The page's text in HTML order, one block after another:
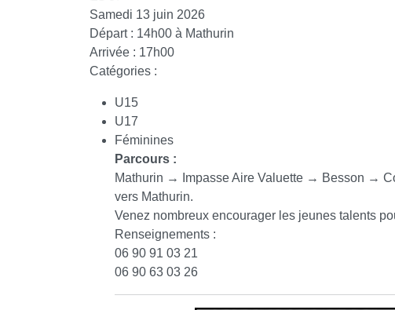
Samedi 13 juin 2026
Départ : 14h00 à Mathurin
Arrivée : 17h00
Catégories :
U15
U17
Féminines
Parcours :
Mathurin → Impasse Aire Valuette → Besson →
vers Mathurin.
Venez nombreux encourager les jeunes talents
Renseignements :
06 90 91 03 21
06 90 63 03 26